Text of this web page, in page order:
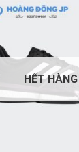
HẾT HÀNG